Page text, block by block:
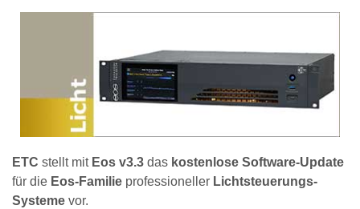
ETC stellt mit Eos v3.3 das kostenlose Software-Update
für die Eos-Familie professioneller Lichtsteuerungs-
Systeme vor.